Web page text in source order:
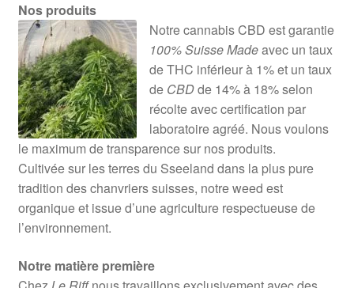
Nos produits
Notre cannabis CBD est garantie
100% Suisse Madeavec un taux
de THC inférieur à 1% et un taux
deCBDde 14% à 18% selon
récolte avec certification par
laboratoire agréé. Nous voulons
le maximum de transparence sur nos produits.
Cultivée sur les terres du Sseeland dans la plus pure
tradition des chanvriers suisses, notre weed est
organique et issue d’une agriculture respectueuse de
l’environnement.
Notre matière première